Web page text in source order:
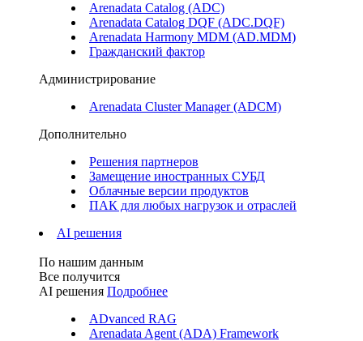
Arenadata Catalog (ADC)
Arenadata Catalog DQF (ADС.DQF)
Arenadata Harmony MDM (AD.MDM)
Гражданский фактор
Администрирование
Arenadata Cluster Manager (ADCM)
Дополнительно
Решения партнеров
Замещение иностранных СУБД
Облачные версии продуктов
ПАК для любых нагрузок и отраслей
AI решения
По нашим данным
Все получится
AI решения Подробнее
ADvanced RAG
Arenadata Agent (ADA) Framework